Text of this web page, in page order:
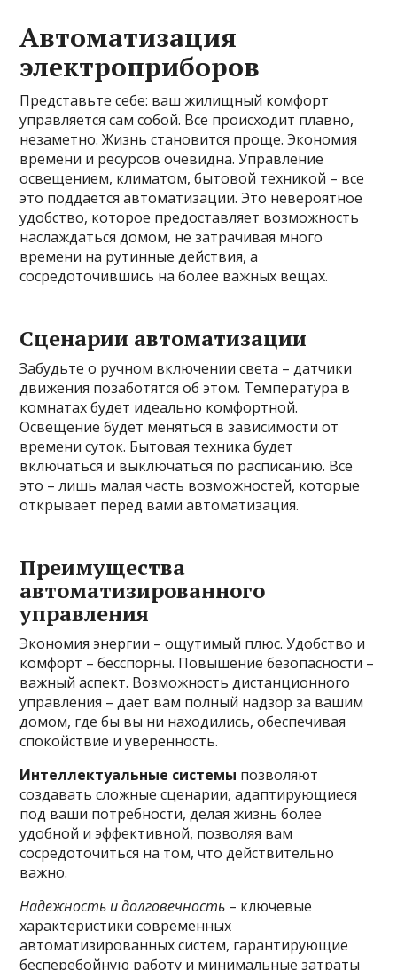
Автоматизация
электроприборов
Представьте себе: ваш жилищный комфорт
управляется сам собой. Все происходит плавно,
незаметно. Жизнь становится проще. Экономия
времени и ресурсов очевидна. Управление
освещением, климатом, бытовой техникой – все
это поддается автоматизации. Это невероятное
удобство, которое предоставляет возможность
наслаждаться домом, не затрачивая много
времени на рутинные действия, а
сосредоточившись на более важных вещах.
Сценарии автоматизации
Забудьте о ручном включении света – датчики
движения позаботятся об этом. Температура в
комнатах будет идеально комфортной.
Освещение будет меняться в зависимости от
времени суток. Бытовая техника будет
включаться и выключаться по расписанию. Все
это – лишь малая часть возможностей, которые
открывает перед вами автоматизация.
Преимущества
автоматизированного
управления
Экономия энергии – ощутимый плюс. Удобство и
комфорт – бесспорны. Повышение безопасности –
важный аспект. Возможность дистанционного
управления – дает вам полный надзор за вашим
домом, где бы вы ни находились, обеспечивая
спокойствие и уверенность.
Интеллектуальные системы позволяют
создавать сложные сценарии, адаптирующиеся
под ваши потребности, делая жизнь более
удобной и эффективной, позволяя вам
сосредоточиться на том, что действительно
важно.
Надежность и долговечность – ключевые
характеристики современных
автоматизированных систем, гарантирующие
бесперебойную работу и минимальные затраты